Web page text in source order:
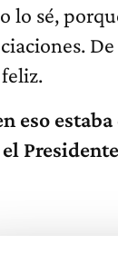
lo sé,
eso